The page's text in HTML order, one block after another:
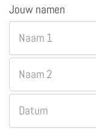
Jouw namen
Naam 1
Naam 2
Datum